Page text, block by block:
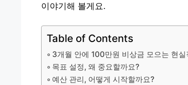
이야기해 볼게요.
Table of Contents
3개월 안에 100만원 비상금 모으는 현
목표 설정, 왜 중요할까요?
예산 관리, 어떻게 시작할까요?